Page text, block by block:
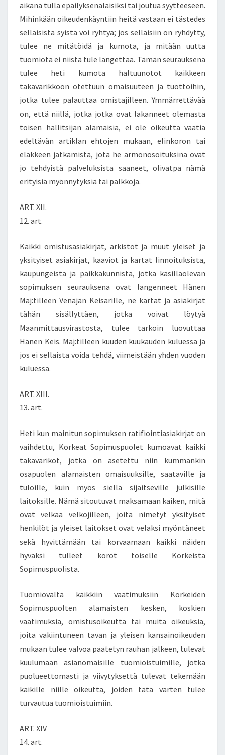
aikana tulla epäilyksenalaisiksi tai joutua syytteeseen.
Mihinkään oikeudenkäyntiin heitä vastaan ei tästedes
sellaisista syistä voi ryhtyä; jos sellaisiin on ryhdytty,
tulee ne mitätöidä ja kumota, ja mitään uutta
tuomiota ei niistä tule langettaa. Tämän seurauksena
tulee heti kumota haltuunotot kaikkeen
takavarikkoon otettuun omaisuuteen ja tuottoihin,
jotka tulee palauttaa omistajilleen. Ymmärrettävää
on, että niillä, jotka jotka ovat lakanneet olemasta
toisen hallitsijan alamaisia, ei ole oikeutta vaatia
edeltävän artiklan ehtojen mukaan, elinkoron tai
eläkkeen jatkamista, jota he armonosoituksina ovat
jo tehdyistä palveluksista saaneet, olivatpa nämä
erityisiä myönnytyksiä tai palkkoja.
ART. XII.
12. art.
Kaikki omistusasiakirjat, arkistot ja muut yleiset ja
yksityiset asiakirjat, kaaviot ja kartat linnoituksista,
kaupungeista ja paikkakunnista, jotka käsilläolevan
sopimuksen seurauksena ovat langenneet Hänen
Maj:tilleen Venäjän Keisarille, ne kartat ja asiakirjat
tähän sisällyttäen, jotka voivat löytyä
Maanmittausvirastosta, tulee tarkoin luovuttaa
Hänen Keis. Maj:tilleen kuuden kuukauden kuluessa ja
jos ei sellaista voida tehdä, viimeistään yhden vuoden
kuluessa.
ART. XIII.
13. art.
Heti kun mainitun sopimuksen ratifiointiasiakirjat on
vaihdettu, Korkeat Sopimuspuolet kumoavat kaikki
takavarikot, jotka on asetettu niin kummankin
osapuolen alamaisten omaisuuksille, saataville ja
tuloille, kuin myös siellä sijaitseville julkisille
laitoksille. Nämä sitoutuvat maksamaan kaiken, mitä
ovat velkaa velkojilleen, joita nimetyt yksityiset
henkilöt ja yleiset laitokset ovat velaksi myöntäneet
sekä hyvittämään tai korvaamaan kaikki näiden
hyväksi tulleet korot toiselle Korkeista
Sopimuspuolista.
Tuomiovalta kaikkiin vaatimuksiin Korkeiden
Sopimuspuolten alamaisten kesken, koskien
vaatimuksia, omistusoikeutta tai muita oikeuksia,
joita vakiintuneen tavan ja yleisen kansainoikeuden
mukaan tulee valvoa päätetyn rauhan jälkeen, tulevat
kuulumaan asianomaisille tuomioistuimille, jotka
puolueettomasti ja viivytyksettä tulevat tekemään
kaikille niille oikeutta, joiden tätä varten tulee
turvautua tuomioistuimiin.
ART. XIV
14. art.